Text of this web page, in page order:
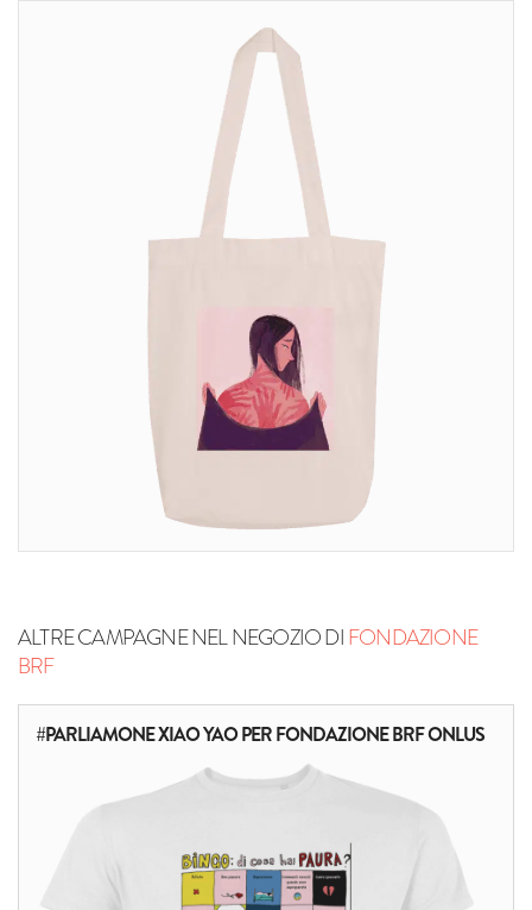
ALTRE CAMPAGNE NEL NEGOZIO DIFONDAZIONE
BRF
#PARLIAMONE XIAO YAO PER FONDAZIONE BRF ONLUS